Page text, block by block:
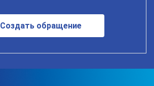
Создать обращение